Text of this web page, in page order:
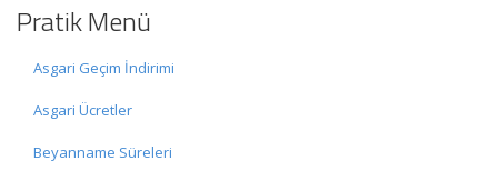
Pratik Menü
Asgari Geçim İndirimi
Asgari Ücretler
Beyanname Süreleri